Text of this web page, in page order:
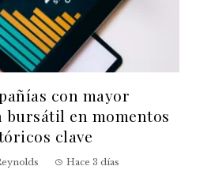
con mayor
en momentos
clave
Hace 3 días